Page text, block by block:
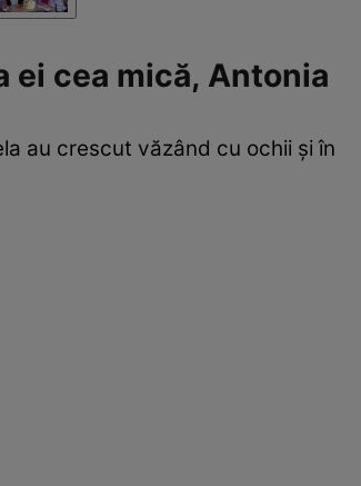
ei cea mică, Antonia
au crescut văzând cu ochii și în